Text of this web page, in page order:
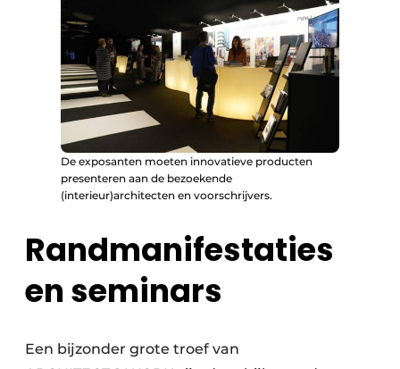
De exposanten moeten innovatieve producten
presenteren aan de bezoekende
(interieur)architecten en voorschrijvers.
Randmanifestaties
en seminars
Een bijzonder grote troef van